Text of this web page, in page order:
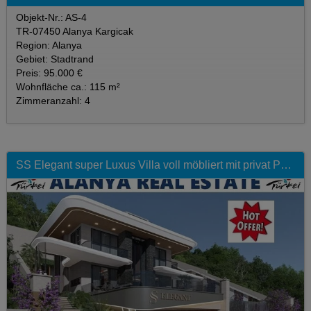
Objekt-Nr.: AS-4
TR-07450 Alanya Kargicak
Region: Alanya
Gebiet: Stadtrand
Preis: 95.000 €
Wohnfläche ca.: 115 m²
Zimmeranzahl: 4
SS Elegant super Luxus Villa voll möbliert mit privat Pool in Top Lage